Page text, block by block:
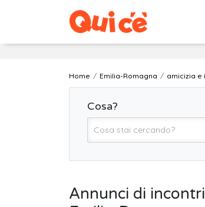
Home Emilia-Romagna amicizia e
Cosa?
Annunci di